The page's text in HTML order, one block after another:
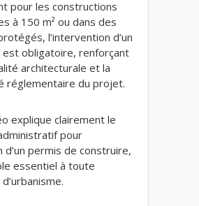
pour les constructions
à 150 m² ou dans des
l’intervention d’un
obligatoire, renforçant
architecturale et la
réglementaire du projet.
explique clairement le
pour
d’un permis de construire,
essentiel à toute